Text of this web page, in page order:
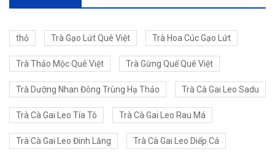
thỏ Trà Gạo Lứt Quê Việt Trà Hoa Cúc Gạo Lứt
Trà Thảo Mộc Quê Việt Trà Gừng Quế Quê Việt
Trà Dưỡng Nhan Đông Trùng Hạ Thảo Trà Cà Gai Leo Sadu
Trà Cà Gai Leo Tía Tô Trà Cà Gai Leo Rau Má
Trà Cà Gai Leo Đinh Lăng Trà Cà Gai Leo Diếp Cá